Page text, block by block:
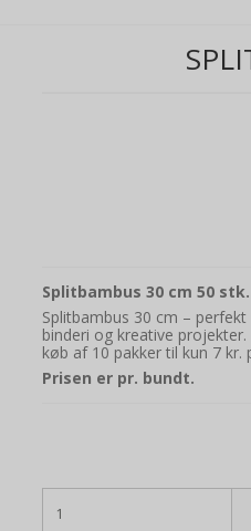
Splitbambus 30 cm 50 stk.
Splitbambus 30 cm –
binderi og kreative
køb af 10 pakker til kun 7 kr.
Prisen er pr. bundt.